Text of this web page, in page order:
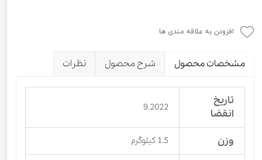
افزودن به علاقه مندی ها
مشخصات محصول شرح محصول نظرات
تاریخ
انقضا
9.2022
وزن 1.5 کیلوگرم